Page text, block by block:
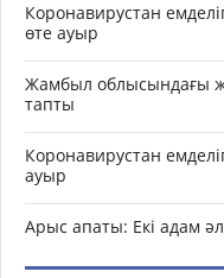
Коронавирустан
өте ауыр
Жамбыл облысындағы
тапты
Коронавирустан
ауыр
Арыс апаты: Екі адам